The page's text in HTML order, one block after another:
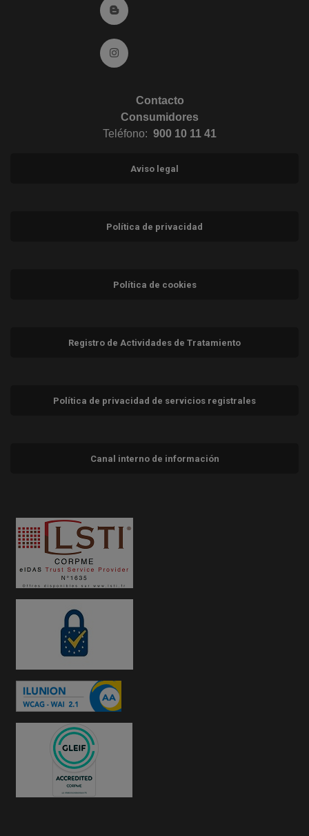
Ir al Blog (abre en ventana nueva)
Ir a Instagram (abre en ventana nueva)
Contacto
Consumidores
Teléfono: 900 10 11 41
Aviso legal
Política de privacidad
Política de cookies
Registro de Actividades de Tratamiento
Política de privacidad de servicios registrales
Canal interno de información